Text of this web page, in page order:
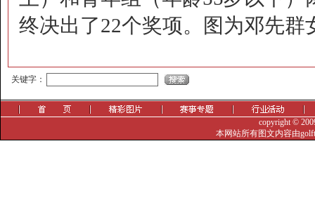
终决出了22个奖项。图为邓先群
关键字：
copyright ©
本网站所有图文内容由